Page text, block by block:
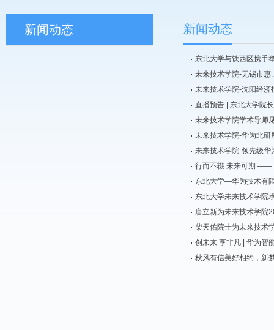
新闻动态 新闻动态
东北大学与铁西区携手
未来技术学院-无锡市惠
未来技术学院-沈阳经济
直播预告 | 东北大学院
未来技术学院学术导师
未来技术学院-华为北研
未来技术学院-领先级华
行而不辍 未来可期 ——
东北大学—华为技术有
东北大学未来技术学院
唐立新为未来技术学院
柴天佑院士为未来技术
创未来 享非凡 | 华为
秋风有信美好相约，新